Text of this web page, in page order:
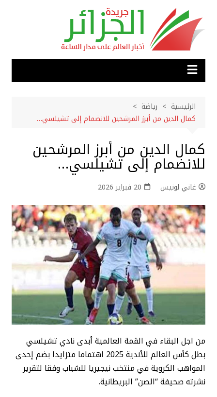
المحتوى
الرئيسية
رياضة
كمال الدين من أبرز المرشحين للانضمام إلى تشيلسي…
كمال الدين من أبرز المرشحين
للانضمام إلى تشيلسي…
غاني لونيس 20 فبراير 2026
من اجل البقاء في القمة العالمية أبدى نادي تشيلسي
بطل كأس العالم للأندية 2025 اهتماما متزايدا بضم إحدى
المواهب الكروية في منتخب نيجيريا للشباب وفقا لتقرير
نشرته صحيفة “الصن” البريطانية.